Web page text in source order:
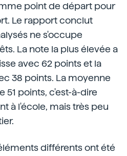
point de départ pour
Le rapport conclut
ne s'occupe
La note la plus élevée a
avec 62 points et la
38 points. La moyenne
51 points, c'est-à-dire
à l'école, mais très peu
différents ont été